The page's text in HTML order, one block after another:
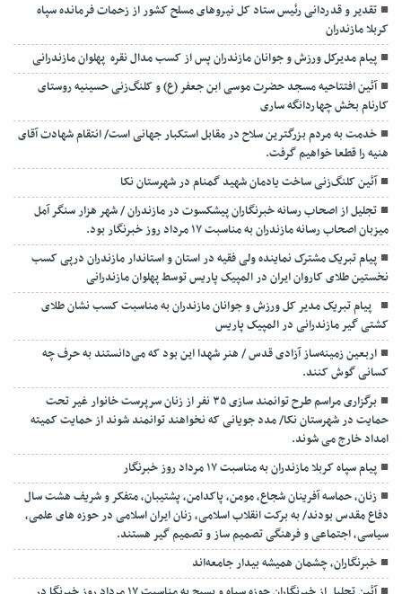
تقدیر و قدردانی رئیس ستاد کل نیرو‌های مسلح کشور از زحمات فرمانده سپاه
کربلا مازندران
پیام مدیرکل ورزش و جوانان مازندران پس از کسب مدال نقره پهلوان مازندرانی
آئین افتتاحیه مسجد حضرت موسی ابن جعفر (ع) و کلنگ‌زنی حسینیه روستای
کارنام بخش چهاردانگه ساری
خدمت به مردم بزرگترین سلاح در مقابل استکبار جهانی است/ انتقام شهادت آقای
هنیه را قطعا خواهیم گرفت.
آئین کلنگ‌زنی ساخت یادمان شهید گمنام در شهرستان نکا
تجلیل از اصحاب رسانه خبرنگاران پیشکسوت در مازندران / شهر هزار سنگر آمل
میزبان اصحاب رسانه مازندران به مناسبت ۱۷ مرداد روز خبرنگار بود.
پیام تبریک مشترک نماینده ولی فقیه در استان و استاندار مازندران درپی کسب
نخستین طلای کاروان ایران در المپیک پاریس توسط پهلوان مازندرانی
‍ ‍ پیام تبریک مدیر کل ورزش و جوانان مازندران به مناسبت کسب نشان طلای
کشتی گیر مازندرانی در المپیک پاریس
اربعین زمینه‌ساز آزادی قدس / هنر شهدا این بود که می‌دانستند به حرف چه
کسانی گوش کنند.
برگزاری مراسم طرح توانمند سازی ۳۵ نفر از زنان سرپرست خانوار غیر تحت
حمایت در شهرستان نکا/ مدد جویانی که نخواهند توانمند شوند از حمایت کمیته
امداد خارج می شوند.
پیام سپاه کربلا مازندران به مناسبت ۱۷ مرداد روز خبرنگار
زنان، حماسه آفرینان شجاع، مومن، پاکدامن، پشتیبان، متفکر و شریف هشت سال
دفاع مقدس بودند/ به برکت انقلاب اسلامی، زنان ایران اسلامی در حوزه های علمی،
سیاسی، اجتماعی و فرهنگی تصمیم ساز و تصمیم گیر هستند.
خبرنگاران، چشمان همیشه بیدار جامعه‌اند